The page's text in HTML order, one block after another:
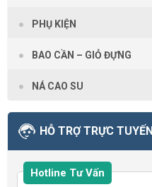
PHỤ KIỆN
BAO CẦN – GIỎ ĐỰNG
NÁ CAO SU
HỖ TRỢ TRỰC TUYẾN
Hotline Tư Vấn